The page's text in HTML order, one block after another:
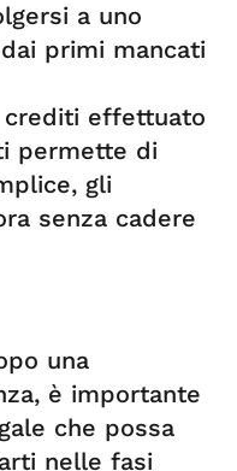
a uno
primi mancati
crediti effettuato
permette di
gli
senza cadere
una
è importante
che possa
nelle fasi